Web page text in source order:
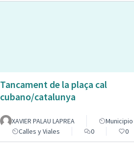
Tancament de la plaça cal
cubano/catalunya
XAVIER PALAU LAPREA
Municipio
Calles y Viales
0 0